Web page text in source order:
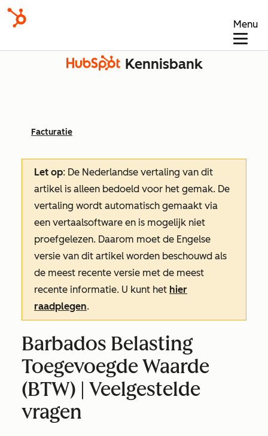
Menu
Kennisbank
Facturatie
Let op: De Nederlandse vertaling van dit
artikel is alleen bedoeld voor het gemak. De
vertaling wordt automatisch gemaakt via
een vertaalsoftware en is mogelijk niet
proefgelezen. Daarom moet de Engelse
versie van dit artikel worden beschouwd als
de meest recente versie met de meest
recente informatie. U kunt het hier
raadplegen.
Barbados Belasting
Toegevoegde Waarde
(BTW) | Veelgestelde
vragen